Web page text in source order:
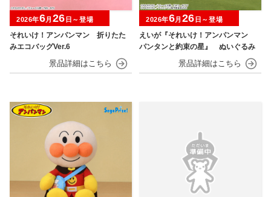
それいけ！アンパンマン 折りたた
みエコバッグVer.6
2026年6月 26 日～登場
えいが『それいけ！アンパンマン
パンタンと約束の星』 ぬいぐるみ
2026年6月 26 日～登場